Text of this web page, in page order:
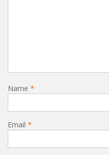
Name *
Email *